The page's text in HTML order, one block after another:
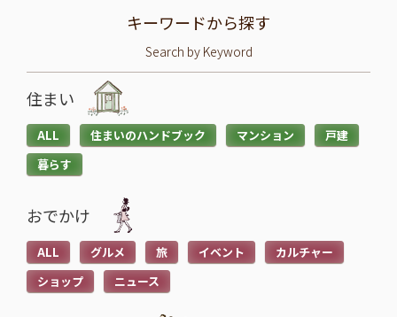
キーワードから探す
Search by Keyword
住まい
ALL 住まいのハンドブック マンション
戸建
暮らす
おでかけ
ALL グルメ 旅 イベント
カルチャー
ショップ
ニュース